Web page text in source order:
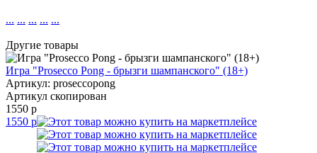
... ... ... ... ...
Другие товары
Игра "Prosecco Pong - брызги шампанского" (18+)
Артикул: proseccopong
Артикул скопирован
1550 р
1550 р